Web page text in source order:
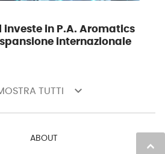
investe in P.A. Aromatics
internazionale
TUTTI keyboard_arrow_down
keyboard_arrow_up
ABOUT